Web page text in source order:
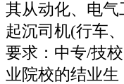
其从动化、电
起沉司机(行车
要求：中专/技
业院校的结业生